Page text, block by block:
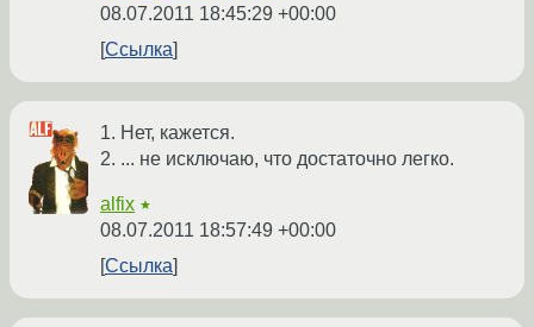
08.07.2011 18:45:29 +00:00
Ссылка
1. Нет, кажется.
2. ... не исключаю, что достаточно легко.
alfix ★
08.07.2011 18:57:49 +00:00
Ссылка